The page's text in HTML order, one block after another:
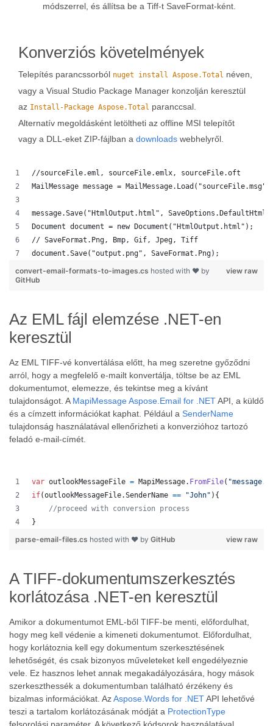
módszerrel, és állítsa be a Tiff-t SaveFormat-ként.
Konverziós követelmények
Telepítés parancssorból nuget install Aspose.Total néven,
vagy a Visual Studio Package Manager konzolján keresztül
az Install-Package Aspose.Total paranccsal.
Alternatív megoldásként letöltheti az offline MSI telepítőt
vagy a DLL-eket ZIP-fájlban a downloads webhelyről.
//sourceFile.eml, sourceFile.emlx, sourceFile.oft
MailMessage message =
message.Save("HtmlOutput.html",
Document document = new Document("HtmlOutput.html");
// SaveFormat.Png, Bmp, Gif, Jpeg, Tiff
document.Save("output.png", SaveFormat.Png);
view raw
convert-email-formats-to-images.cs hosted with ❤ by
GitHub
Az EML fájl elemzése .NET-en
keresztül
Az EML TIFF-vé konvertálása előtt, ha meg szeretne győződni
arról, hogy a megfelelő e-mailt konvertálja, töltse be az EML
dokumentumot, elemezze, és tekintse meg a kívánt
tulajdonságot. A MapiMessageAspose.Email for .NETAPI, a küldő
és a címzett információkat kaphat. Például a SenderName
tulajdonság használatával ellenőrizheti a konverzióhoz tartozó
feladó e-mail-címét.
var outlookMessageFile = MapiMessage. FromFile(
if(outlookMessageFile.SenderName == "John" ) {
//proceed with conversion process
}
view raw
parse-email-files.cs hosted with ❤ by GitHub
A TIFF-dokumentumszerkesztés
korlátozása .NET-en keresztül
Amikor a dokumentumot EML-ből TIFF-be menti, előfordulhat,
hogy meg kell védenie a kimeneti dokumentumot. Előfordulhat,
hogy korlátoznia kell egy dokumentum szerkesztésének
lehetőségét, és csak bizonyos műveleteket kell engedélyeznie
vele. Ez hasznos lehet annak megakadályozására, hogy mások
szerkeszthessék a dokumentumban található érzékeny és
bizalmas információkat. AzAspose.Words for .NETAPI lehetővé
teszi a tartalom korlátozásának módját a ProtectionType